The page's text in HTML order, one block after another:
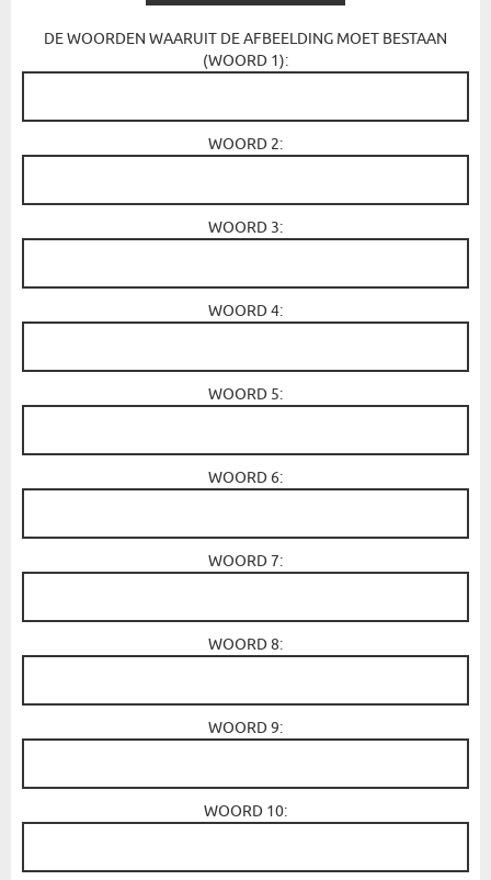
DE WOORDEN WAARUIT DE AFBEELDING MOET BESTAAN
(WOORD 1):
WOORD 2:
WOORD 3:
WOORD 4:
WOORD 5:
WOORD 6:
WOORD 7:
WOORD 8:
WOORD 9:
WOORD 10: